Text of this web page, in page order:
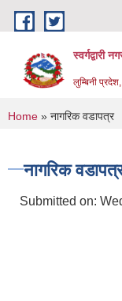
Skip to main content
स्वर्गद्वारी
लुम्बिनी प्रदेश,
You are
Home » नागरिक वडापत्र
नागरिक
Submitted on: